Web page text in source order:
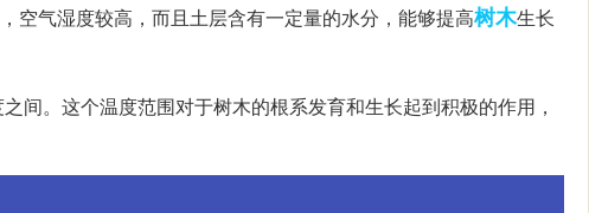
空气湿度较高，而且土层含有一定量的水分，能够提高树木生长
间。这个温度范围对于树木的根系发育和生长起到积极的作用，